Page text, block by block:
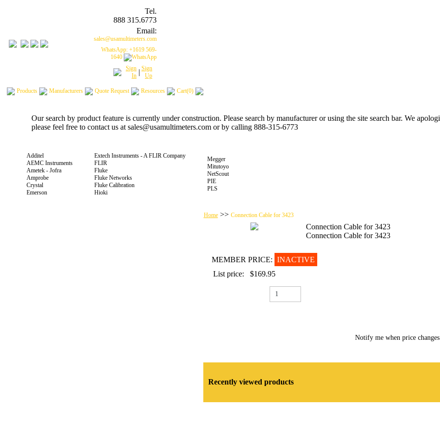
Tel.
888 315.6773
Email:
sales@usamultimeters.com
WhatsApp: +1619 569-
1640
Sign
In | Sign
Up
Products Manufacturers Quote Request Resources Cart(0)
Our search by product feature is currently under construction. Please search by manufacturer or using the site search bar. We
please feel free to contact us at sales@usamultimeters.com or by calling 888-315-6773
Additel
AEMC Instruments
Ametek - Jofra
Amprobe
Crystal
Emerson
Extech Instruments - A FLIR Company
FLIR
Fluke
Fluke Networks
Fluke Calibration
Hioki
Megger
Mitutoyo
NetScout
PIE
PLS
Home>> Connection Cable for 3423
Connection Cable for 3423
Connection Cable for 3423
MEMBER PRICE: INACTIVE
List price:
$169.95
Notify me when price
Recently viewed products